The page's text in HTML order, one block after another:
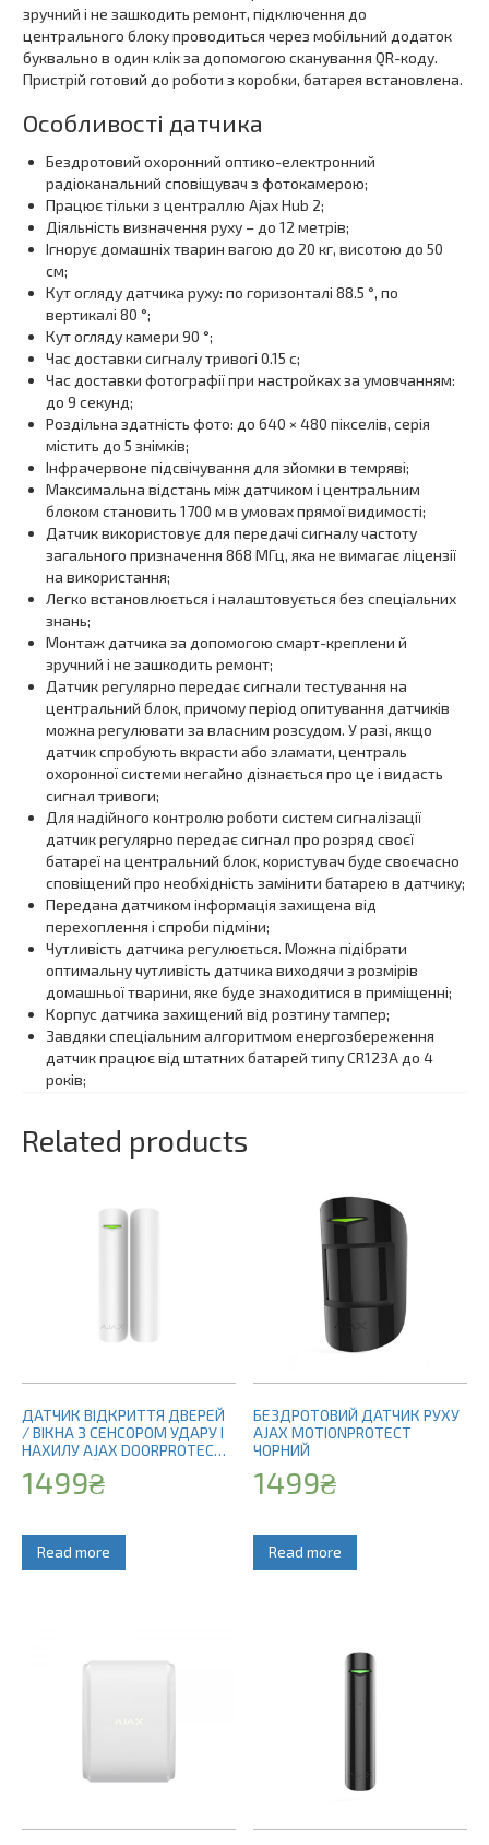
зручний і не зашкодить ремонт, підключення до
центрального блоку проводиться через мобільний додаток
буквально в один клік за допомогою сканування QR-коду.
Пристрій готовий до роботи з коробки, батарея встановлена.
Особливості датчика
Бездротовий охоронний оптико-електронний
радіоканальний сповіщувач з фотокамерою;
Працює тільки з централлю Ajax Hub 2;
Діяльність визначення руху – до 12 метрів;
Ігнорує домашніх тварин вагою до 20 кг, висотою до 50
см;
Кут огляду датчика руху: по горизонталі 88.5 °, по
вертикалі 80 °;
Кут огляду камери 90 °;
Час доставки сигналу тривогі 0.15 с;
Час доставки фотографії при настройках за умовчанням:
до 9 секунд;
Роздільна здатність фото: до 640 × 480 пікселів, серія
містить до 5 знімків;
Інфрачервоне підсвічування для зйомки в темряві;
Максимальна відстань між датчиком і центральним
блоком становить 1700 м в умовах прямої видимості;
Датчик використовує для передачі сигналу частоту
загального призначення 868 МГц, яка не вимагає ліцензії
на використання;
Легко встановлюється і налаштовується без спеціальних
знань;
Монтаж датчика за допомогою смарт-креплени й
зручний і не зашкодить ремонт;
Датчик регулярно передає сигнали тестування на
центральний блок, причому період опитування датчиків
можна регулювати за власним розсудом. У разі, якщо
датчик спробують вкрасти або зламати, централь
охоронної системи негайно дізнається про це і видасть
сигнал тривоги;
Для надійного контролю роботи систем сигналізації
датчик регулярно передає сигнал про розряд своєї
батареї на центральний блок, користувач буде своєчасно
сповіщений про необхідність замінити батарею в датчику;
Передана датчиком інформація захищена від
перехоплення і спроби підміни;
Чутливість датчика регулюється. Можна підібрати
оптимальну чутливість датчика виходячи з розмірів
домашньої тварини, яке буде знаходитися в приміщенні;
Корпус датчика захищений від розтину тампер;
Завдяки спеціальним алгоритмом енергозбереження
датчик працює від штатних батарей типу CR123A до 4
років;
Related products
ДАТЧИК ВІДКРИТТЯ ДВЕРЕЙ
/ ВІКНА З СЕНСОРОМ УДАРУ І
НАХИЛУ AJAX DOORPROTECT
1499₴
Read more
БЕЗДРОТОВИЙ ДАТЧИК РУХУ
AJAX MOTIONPROTECT
ЧОРНИЙ
1499₴
Read more